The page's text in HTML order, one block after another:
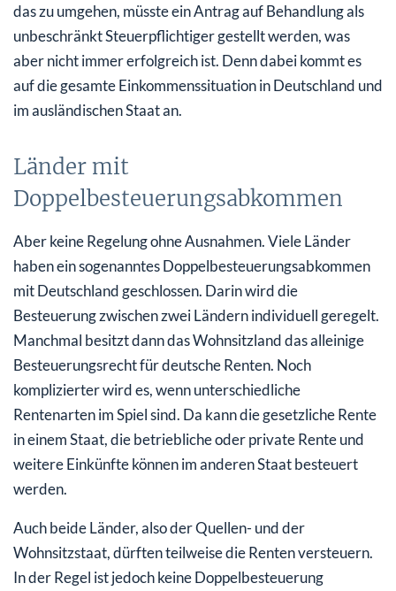
das zu umgehen, müsste ein Antrag auf Behandlung als
unbeschränkt Steuerpflichtiger gestellt werden, was
aber nicht immer erfolgreich ist. Denn dabei kommt es
auf die gesamte Einkommenssituation in Deutschland und
im ausländischen Staat an.
Länder mit
Doppelbesteuerungsabkommen
Aber keine Regelung ohne Ausnahmen. Viele Länder
haben ein sogenanntes Doppelbesteuerungsabkommen
mit Deutschland geschlossen. Darin wird die
Besteuerung zwischen zwei Ländern individuell geregelt.
Manchmal besitzt dann das Wohnsitzland das alleinige
Besteuerungsrecht für deutsche Renten. Noch
komplizierter wird es, wenn unterschiedliche
Rentenarten im Spiel sind. Da kann die gesetzliche Rente
in einem Staat, die betriebliche oder private Rente und
weitere Einkünfte können im anderen Staat besteuert
werden.
Auch beide Länder, also der Quellen- und der
Wohnsitzstaat, dürften teilweise die Renten versteuern.
In der Regel ist jedoch keine Doppelbesteuerung